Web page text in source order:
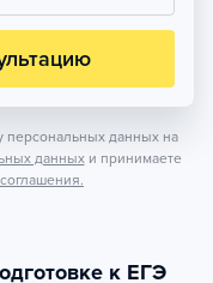
персональных данных на
данных и принимаете
к ЕГЭ